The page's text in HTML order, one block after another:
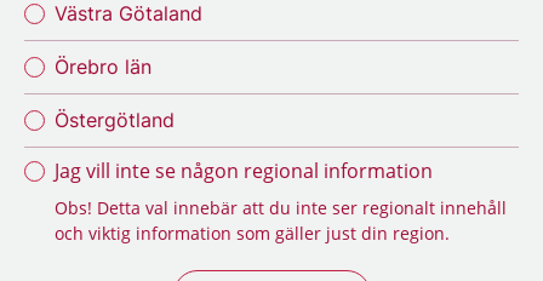
Västra Götaland
Örebro län
Östergötland
Jag vill inte se någon regional information
Obs! Detta val innebär att du inte ser regionalt innehåll
och viktig information som gäller just din region.